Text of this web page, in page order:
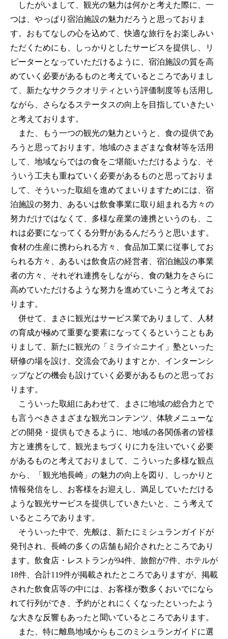
したがいまして、観光の魅力は何かと考えた際に、一
つは、やっぱり宿泊施設の魅力だろうと思っておりま
す。おもてなしの心を込めて、快適な旅行をお楽しみい
ただくためにも、しっかりとしたサービスを提供し、リ
ピーターとなっていただけるように、宿泊施設の質を高
めていく必要があるものと考えているところでありまし
て、新たなサクラクオリティという評価制度等も活用し
ながら、さらなるステータスの向上を目指していきたい
と考えております。
また、もう一つの観光の魅力というと、食の提供であ
ろうと思っております。地域のさまざまな食材等を活用
して、地域ならではの食をご堪能いただけるような、そ
ういう工夫も重ねていく必要があるものと思っておりま
して、そういった取組を進めてまいりますためには、宿
泊施設の努力、あるいは飲食事業に取り組まれる方々の
努力だけではなくて、多様な産業の連携というのも、こ
れは必要になってくる分野があるんだろうと思います。
食材の生産に携わられる方々、食品加工業に従事してお
られる方々、あるいは飲食店の経営者、宿泊施設の事業
者の方々、それぞれ連携をしながら、食の魅力をさらに
高めていただけるような努力を進めていこうと考えてお
ります。
併せて、まさに観光はサービス業でありまして、人材
の育成が極めて重要な要素になってくるということもあ
りまして、新たに観光の「ミライ☆ニナイ」塾といった
研修の場を設け、交流会でありますとか、インターンシ
ップなどの機会も設けていく必要があるものと思ってお
ります。
こういった取組にあわせて、まさに地域の総合力とで
も言うべきさまざまな観光コンテンツ、体験メニューな
どの開発・提供もできるように、地域の各関係者の皆様
方と連携をして、観光まちづくりに力を注いでいく必要
があるものと考えておりまして、こういった多様な観点
から、「観光地長崎」の魅力の向上を図り、しっかりと
情報発信をし、お客様をお迎えし、満足していただける
ような観光サービスを提供していきたいと、こう考えて
いるところであります。
そういった中で、先般は、新たにミシュランガイドが
発刊され、長崎の多くの店舗も紹介されたところであり
ます。飲食店・レストランが94件、旅館が7件、ホテルが
18件、合計119件が掲載されたところでありますが、掲載
された飲食店等の中には、お客様が数多くおいでになら
れて行列ができ、予約がとれにくくなったといったよう
な大きな反響もあったと聞いているところであります。
また、特に離島地域からもこのミシュランガイドに選